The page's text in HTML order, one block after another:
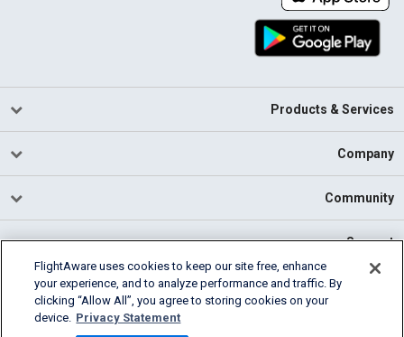
Products & Services
Company
Community
Support
FlightAware uses cookies to keep our site free, enhance
your experience, and to analyze performance and traffic. By
clicking “Allow All”, you agree to storing cookies on your
device. Privacy Statement